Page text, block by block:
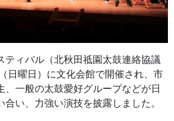
ティバル（北秋田祗園太鼓連絡協議
日曜日）に文化会館で開催され、市
、一般の太鼓愛好グループなどが日
い、力強い演技を披露しました。